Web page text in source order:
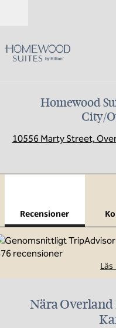
Homewood
City/
10556 Marty Street,
Recensioner
Nära